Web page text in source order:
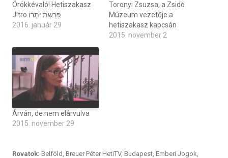
Örökkévaló! Hetiszakasz
Jitro פָּרָשָׁת יִתְרוֹ
2016. január 29
Toronyi Zsuzsa, a Zsidó
Múzeum vezetője a
hetiszakasz kapcsán
2015. november 2
Árván, de nem elárvulva
2015. november 29
Rovatok: Belföld, Breuer Péter HetiTV, Budapest, Emberi Jogok,